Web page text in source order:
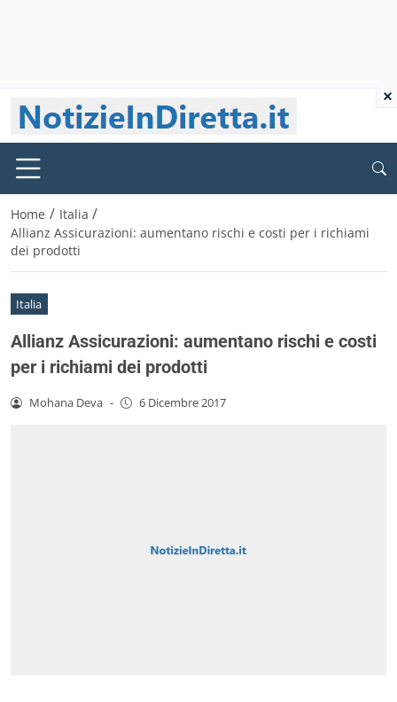
Home / Italia /
Allianz Assicurazioni: aumentano rischi e costi per i richiami
dei prodotti
Italia
Allianz Assicurazioni: aumentano rischi e costi
per i richiami dei prodotti
Mohana Deva - 6 Dicembre 2017
×